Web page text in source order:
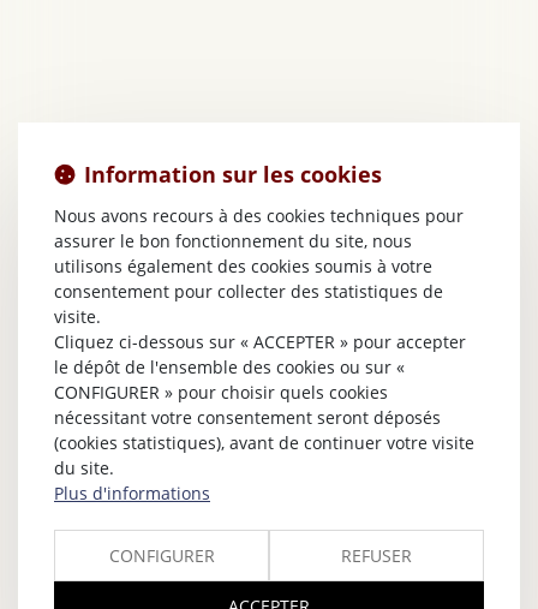
Information sur les cookies
Nous avons recours à des cookies techniques pour
assurer le bon fonctionnement du site, nous
utilisons également des cookies soumis à votre
consentement pour collecter des statistiques de
visite.
Cliquez ci-dessous sur « ACCEPTER » pour accepter
le dépôt de l'ensemble des cookies ou sur «
CONFIGURER » pour choisir quels cookies
nécessitant votre consentement seront déposés
(cookies statistiques), avant de continuer votre visite
du site.
Plus d'informations
CONFIGURER REFUSER